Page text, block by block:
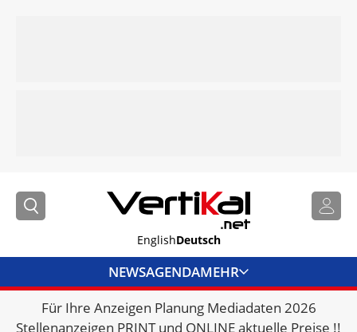
EnglishDeutsch
NEWSAGENDAMEHR
BRANCHENLINKS
Für Ihre Anzeigen Planung Mediadaten 2026
Stellenanzeigen PRINT und ONLINE aktuelle Preise !!